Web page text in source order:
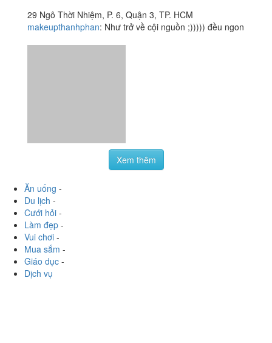
29 Ngô Thời Nhiệm, P. 6, Quận 3, TP. HCM
makeupthanhphan: Như trở về cội nguồn ;))))) đều ngon
Xem thêm
Ăn uống -
Du lịch -
Cưới hỏi -
Làm đẹp -
Vui chơi -
Mua sắm -
Giáo dục -
Dịch vụ